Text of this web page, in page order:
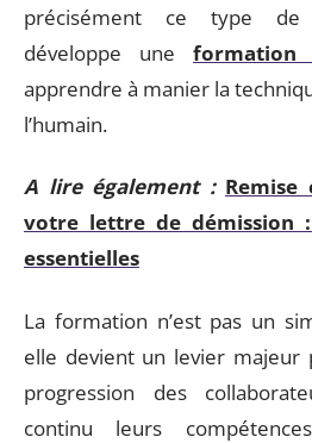
précisément ce type de
développe une formation
apprendre à manier la
l’humain.
A lire également :
votre lettre de démission
essentielles
La formation n’est pas un
elle devient un levier majeur
progression des
continu leurs